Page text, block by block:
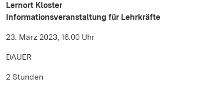
Lernort Kloster
Informationsveranstaltung für Lehrkräfte
23. März 2023, 16.00 Uhr
DAUER
2 Stunden